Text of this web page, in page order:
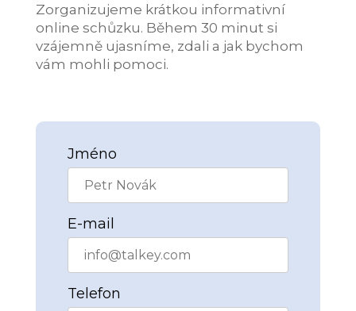
Zorganizujeme krátkou informativní
online schůzku. Během 30 minut si
vzájemně ujasníme, zdali a jak bychom
vám mohli pomoci.
Jméno
E-mail
Telefon